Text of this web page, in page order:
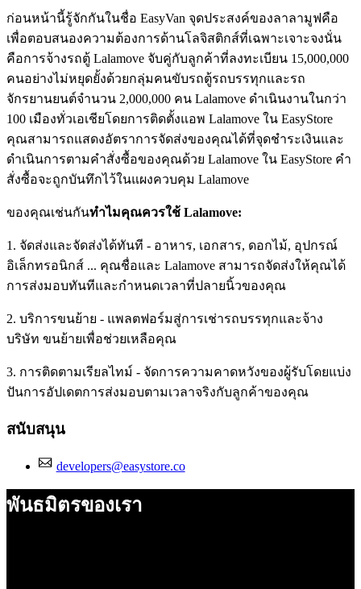
ก่อนหน้านี้รู้จักกันในชื่อ EasyVan จุดประสงค์ของลาลามูฟคือ
เพื่อตอบสนองความต้องการด้านโลจิสติกส์ที่เฉพาะเจาะจงนั่น
คือการจ้างรถตู้ Lalamove จับคู่กับลูกค้าที่ลงทะเบียน 15,000,000
คนอย่างไม่หยุดยั้งด้วยกลุ่มคนขับรถตู้รถบรรทุกและรถ
จักรยานยนต์จำนวน 2,000,000 คน Lalamove ดำเนินงานในกว่า
100 เมืองทั่วเอเชียโดยการติดตั้งแอพ Lalamove ใน EasyStore
คุณสามารถแสดงอัตราการจัดส่งของคุณได้ที่จุดชำระเงินและ
ดำเนินการตามคำสั่งซื้อของคุณด้วย Lalamove ใน EasyStore คำ
สั่งซื้อจะถูกบันทึกไว้ในแผงควบคุม Lalamove
ของคุณเช่นกันทำไมคุณควรใช้ Lalamove:
1. จัดส่งและจัดส่งได้ทันที - อาหาร, เอกสาร, ดอกไม้, อุปกรณ์
อิเล็กทรอนิกส์ ... คุณชื่อและ Lalamove สามารถจัดส่งให้คุณได้
การส่งมอบทันทีและกำหนดเวลาที่ปลายนิ้วของคุณ
2. บริการขนย้าย - แพลตฟอร์มสู่การเช่ารถบรรทุกและจ้าง
บริษัท ขนย้ายเพื่อช่วยเหลือคุณ
3. การติดตามเรียลไทม์ - จัดการความคาดหวังของผู้รับโดยแบ่ง
ปันการอัปเดตการส่งมอบตามเวลาจริงกับลูกค้าของคุณ
สนับสนุน
developers@easystore.co
พันธมิตรของเรา